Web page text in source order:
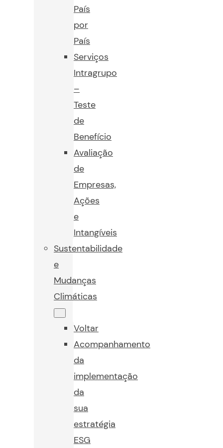
País
por
País
Serviços
Intragrupo
–
Teste
de
Benefício
Avaliação
de
Empresas,
Ações
e
Intangíveis
Sustentabilidade
e
Mudanças
Climáticas
Voltar
Acompanhamento
da
implementação
da
sua
estratégia
ESG